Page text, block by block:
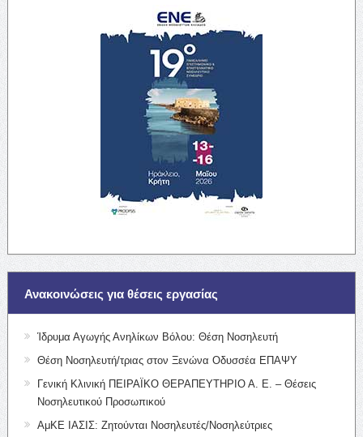
Ανακοινώσεις για θέσεις εργασίας
Ίδρυμα Αγωγής Ανηλίκων Βόλου: Θέση Νοσηλευτή
Θέση Νοσηλευτή/τριας στον Ξενώνα Οδυσσέα ΕΠΑΨΥ
Γενική Κλινική ΠΕΙΡΑΪΚΟ ΘΕΡΑΠΕΥΤΗΡΙΟ Α. Ε. – Θέσεις
Νοσηλευτικού Προσωπικού
ΑμΚΕ ΙΑΣΙΣ: Ζητούνται Νοσηλευτές/Νοσηλεύτριες